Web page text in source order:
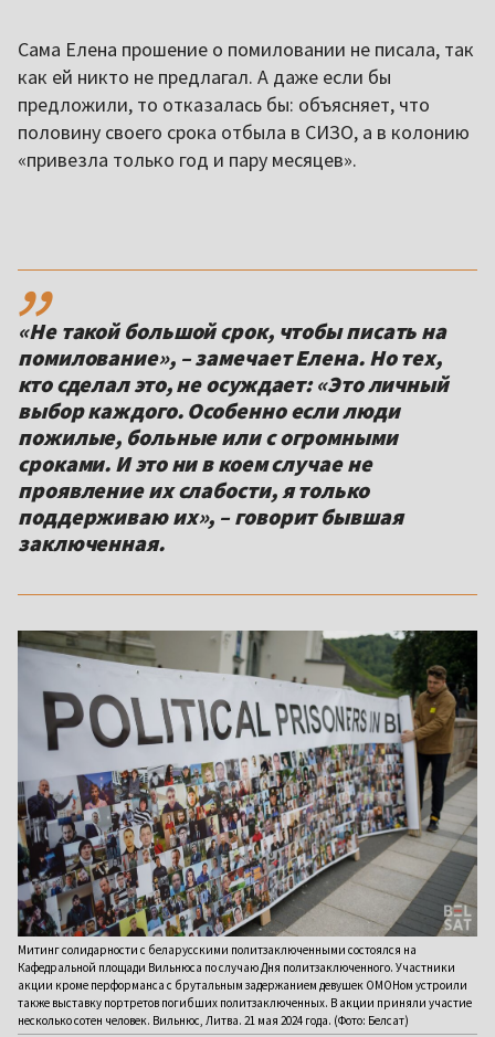
Сама Елена прошение о помиловании не писала, так
как ей никто не предлагал. А даже если бы
предложили, то отказалась бы: объясняет, что
половину своего срока отбыла в СИЗО, а в колонию
«привезла только год и пару месяцев».
,,
«Не такой большой срок, чтобы писать на
помилование», – замечает Елена. Но тех,
кто сделал это, не осуждает: «Это личный
выбор каждого. Особенно если люди
пожилые, больные или с огромными
сроками. И это ни в коем случае не
проявление их слабости, я только
поддерживаю их», – говорит бывшая
заключенная.
Митинг солидарности с беларусскими политзаключенными состоялся на
Кафедральной площади Вильнюса по случаю Дня политзаключенного. Участники
акции кроме перформанса с брутальным задержанием девушек ОМОНом устроили
также выставку портретов погибших политзаключенных. В акции приняли участие
несколько сотен человек. Вильнюс, Литва. 21 мая 2024 года. (Фото: Белсат)